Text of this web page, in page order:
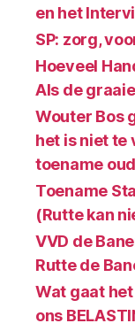
en het
SP: zorg,
Hoeveel
Als de
Wouter Bos
het is niet te
toename
Toename
(Rutte kan
VVD de
Rutte de
Wat gaat
ons